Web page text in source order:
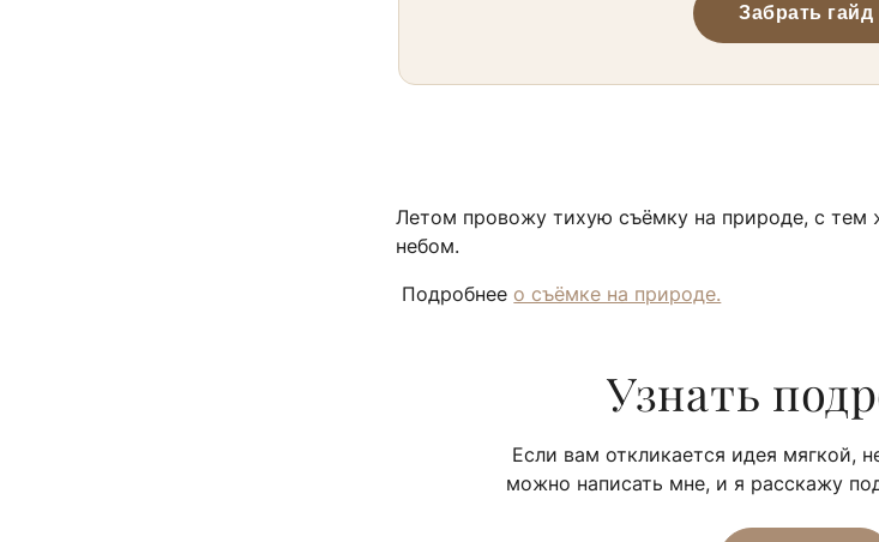
Забрать гайд
Летом провожу тихую съёмку на природе, с
небом.
Подробнее о съёмке на природе.
Узнать
Если вам откликается идея мягкой,
можно написать мне, и я расскажу